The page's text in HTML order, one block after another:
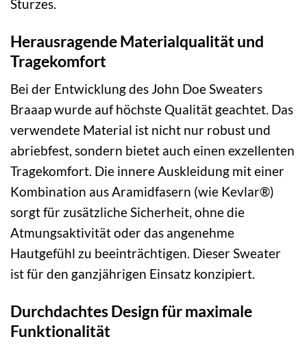
Sturzes.
Herausragende Materialqualität und
Tragekomfort
Bei der Entwicklung des John Doe Sweaters
Braaap wurde auf höchste Qualität geachtet. Das
verwendete Material ist nicht nur robust und
abriebfest, sondern bietet auch einen exzellenten
Tragekomfort. Die innere Auskleidung mit einer
Kombination aus Aramidfasern (wie Kevlar®)
sorgt für zusätzliche Sicherheit, ohne die
Atmungsaktivität oder das angenehme
Hautgefühl zu beeinträchtigen. Dieser Sweater
ist für den ganzjährigen Einsatz konzipiert.
Durchdachtes Design für maximale
Funktionalität